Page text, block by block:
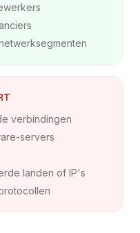
verbindingen
servers
landen of IP's